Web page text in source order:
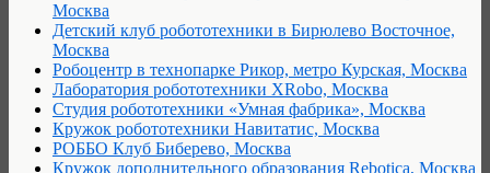
Москва
Детский клуб робототехники в Бирюлево Восточное,
Москва
Робоцентр в технопарке Рикор, метро Курская, Москва
Лаборатория робототехники XRobo, Москва
Студия робототехники «Умная фабрика», Москва
Кружок робототехники Навитатис, Москва
РОББО Клуб Биберево, Москва
Кружок дополнительного образования Rebotica, Москва